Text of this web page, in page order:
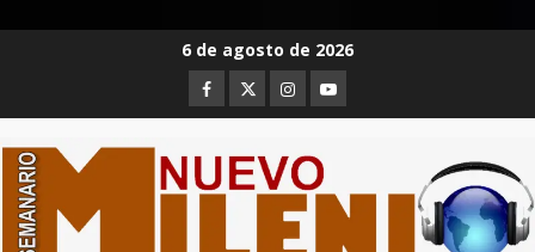
6 de agosto de 2026
Facebook
TwitterInstagram
Youtube